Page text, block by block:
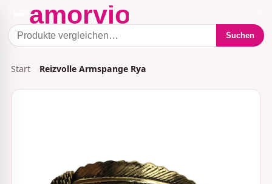
Suchen
Start Reizvolle Armspange Rya